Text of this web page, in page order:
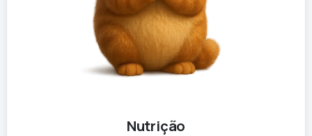
Nutrição